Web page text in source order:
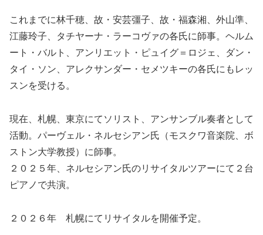
これまでに林千穂、故・安芸彊子、故・福森湘、外山準、
江藤玲子、タチヤーナ・ラーコヴァの各氏に師事。ヘルム
ート・バルト、アンリエット・ピュイグ＝ロジェ、ダン・
タイ・ソン、アレクサンダー・セメツキーの各氏にもレッ
スンを受ける。
現在、札幌、東京にてソリスト、アンサンブル奏者として
活動。パーヴェル・ネルセシアン氏（モスクワ音楽院、ボ
ストン大学教授）に師事。
２０２５年、ネルセシアン氏のリサイタルツアーにて２台
ピアノで共演。
２０２６年 札幌にてリサイタルを開催予定。